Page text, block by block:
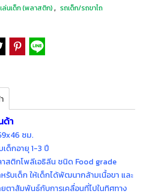
ล่นเด็ก (พลาสติก), รถเด็ก/รถขาไถ
ด้า
ซม.
เด็กอายุ 1-3 ปี
สติกโพลีเอธิลีน ชนิด Food grade
รับเด็ก ให้เด็กได้พัฒนากล้ามเนื้อขา และ
ยตาสัมพันธ์กับการเคลื่อนที่ไปในทิศทาง